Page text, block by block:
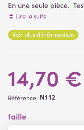
En une seule pièce.
standard EN 71-2
Lire la suite
Voir plus d'information
14,70 €
Référence: N112
taille